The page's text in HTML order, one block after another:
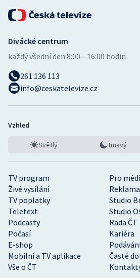
TV program
Pro
Živé vysílání
Reklama
TV poplatky
Studio
Teletext
Studio
Podcasty
Rada ČT
Počasí
Kariéra
E-shop
Mobilní a TV aplikace
Časté
Vše o ČT
Divácké centrum
každý všední den:8:00—16:00 hodin
261 136 113
info@ceskatelevize.cz
Vzhled
Světlý Tmavý